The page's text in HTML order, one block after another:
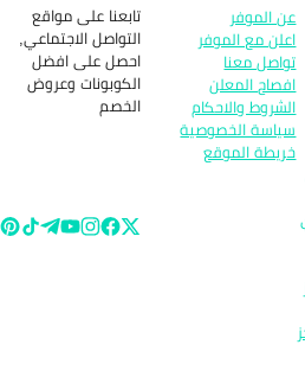
عن الموفر
اعلن مع الموفر
تواصل معنا
افصاح المعلن
الشروط والاحكام
سياسة الخصوصية
خريطة الموقع
تابعنا على مواقع
التواصل الاجتماعي,
احصل على افضل
الكوبونات وعروض
الخصم